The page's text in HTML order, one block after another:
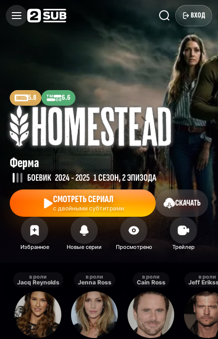
ВХОД
5.8 6.6
Ферма
БОЕВИК 2024 - 2025 1 СЕЗОН, 2 ЭПИЗОДА
СМОТРЕТЬ СЕРИАЛ
с двойными субтитрами
СКАЧАТЬ
в роли
Jacq Reynolds
в роли
Jenna Ross
в роли
Cain Ross
в роли
Jeff